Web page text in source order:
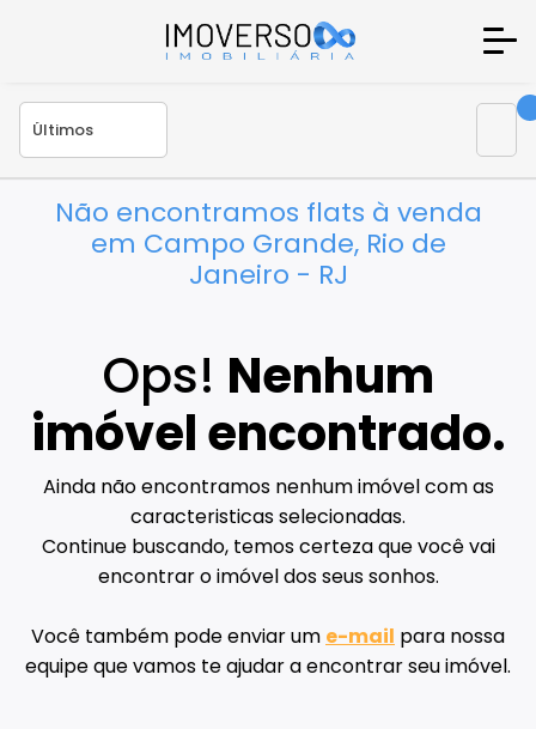
Não encontramos flats à venda
em Campo Grande, Rio de
Janeiro - RJ
Ops! Nenhum
imóvel encontrado.
Ainda não encontramos nenhum imóvel com as
caracteristicas selecionadas.
Continue buscando, temos certeza que você vai
encontrar o imóvel dos seus sonhos.
Você também pode enviar um e-mail para nossa
equipe que vamos te ajudar a encontrar seu imóvel.